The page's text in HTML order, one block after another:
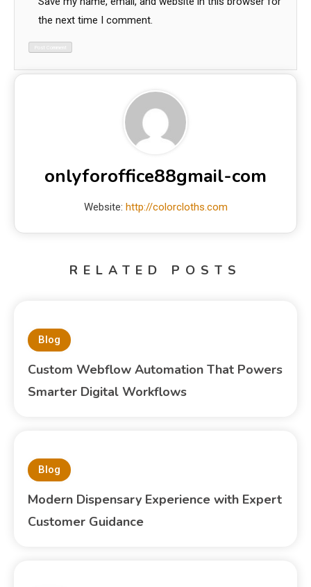
the next time I comment.
onlyforoffice88gmail-com
Website: http://colorcloths.com
RELATED POSTS
Blog
Custom Webflow Automation That Powers
Smarter Digital Workflows
Blog
Modern Dispensary Experience with Expert
Customer Guidance